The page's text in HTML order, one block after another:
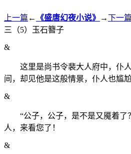
上一篇 ← 《盛唐幻夜小说》 →下一篇
三（5）玉石簪子
&
这里是尚书令裴大人府中，仆人
间，却见他是这般情景，仆人也尴尬
&
“公子，公子，是不是又魇着了
人，来看您了！
&